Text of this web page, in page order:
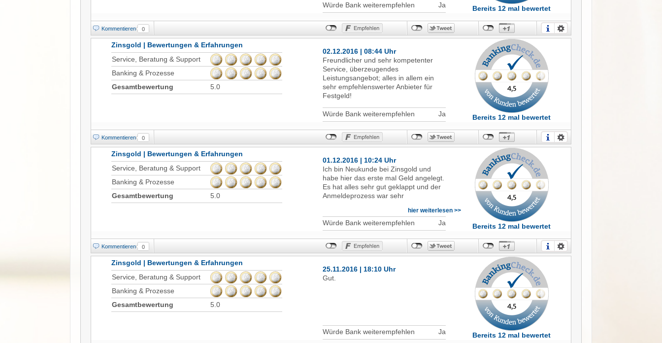
Würde Bank weiterempfehlen Ja Bereits 12 mal bewertet
Kommentieren 0
Zinsgold | Bewertungen & Erfahrungen
Service, Beratung & Support
Banking & Prozesse
Gesamtbewertung
5.0
02.12.2016 | 08:44 Uhr
Freundlicher und sehr kompetenter
Service, überzeugendes
Leistungsangebot; alles in allem ein
sehr empfehlenswerter Anbieter für
Festgeld!
Würde Bank weiterempfehlen Ja Bereits 12 mal bewertet
Kommentieren 0
Zinsgold | Bewertungen & Erfahrungen
Service, Beratung & Support
Banking & Prozesse
Gesamtbewertung
5.0
01.12.2016 | 10:24 Uhr
Ich bin Neukunde bei Zinsgold und
habe hier das erste mal Geld angelegt.
Es hat alles sehr gut geklappt und der
Anmeldeprozess war sehr
zum Abschluss der Festgeldanlage hat
wirklich alles einwandfrei geklappt.
hier weiterlesen >>
Würde Bank weiterempfehlen Ja Bereits 12 mal bewertet
Kommentieren 0
Zinsgold | Bewertungen & Erfahrungen
Service, Beratung & Support
Banking & Prozesse
Gesamtbewertung
5.0
25.11.2016 | 18:10 Uhr
Gut.
Würde Bank weiterempfehlen Ja Bereits 12 mal bewertet